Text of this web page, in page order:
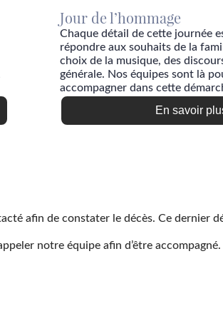
Jour de l’hommage
Chaque détail de cette journée
répondre aux souhaits de la
choix de la musique, des
générale. Nos équipes sont là
accompagner dans cette
En savoir
afin de constater le décès. Ce dernier
notre équipe afin d’être accompagné.